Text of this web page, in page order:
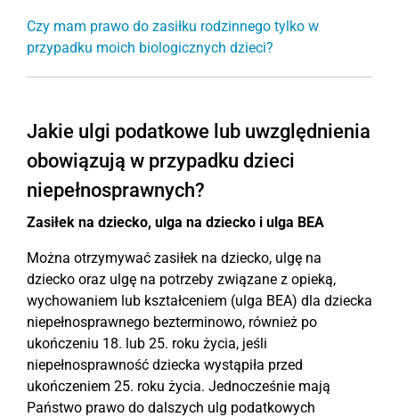
Czy mam prawo do zasiłku rodzinnego tylko w
przypadku moich biologicznych dzieci?
Jakie ulgi podatkowe lub uwzględnienia
obowiązują w przypadku dzieci
niepełnosprawnych?
Zasiłek na dziecko, ulga na dziecko i ulga BEA
Można otrzymywać zasiłek na dziecko, ulgę na
dziecko oraz ulgę na potrzeby związane z opieką,
wychowaniem lub kształceniem (ulga BEA) dla dziecka
niepełnosprawnego bezterminowo, również po
ukończeniu 18. lub 25. roku życia, jeśli
niepełnosprawność dziecka wystąpiła przed
ukończeniem 25. roku życia. Jednocześnie mają
Państwo prawo do dalszych ulg podatkowych